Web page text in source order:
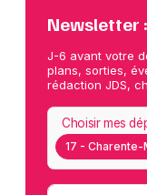
Newsletter
J-6 avant votre
plans, sorties,
rédaction JDS,
17 - Charente-
Choisir mes